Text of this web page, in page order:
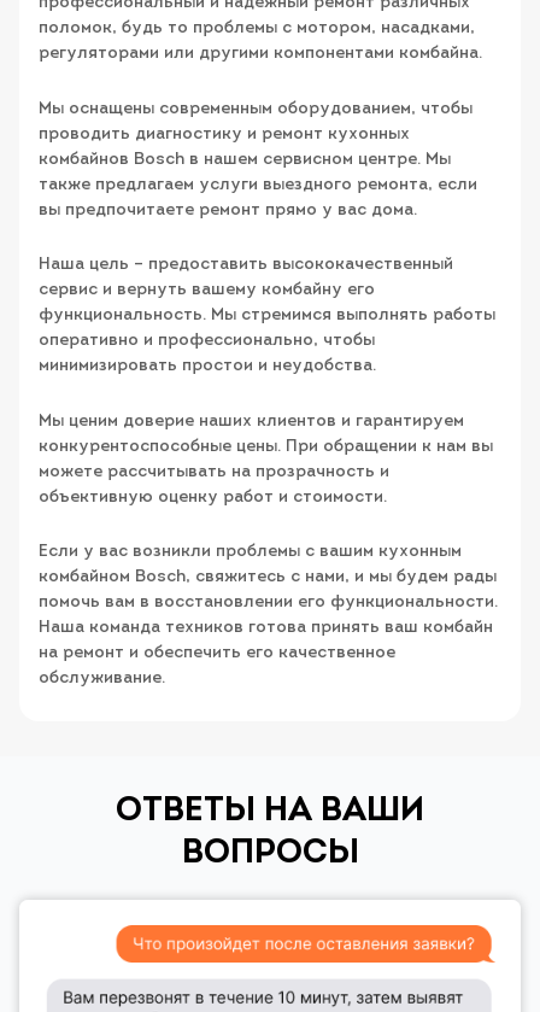
поломок, будь то проблемы с мотором, насадками,
регуляторами или другими компонентами комбайна.
Мы оснащены современным оборудованием, чтобы
проводить диагностику и ремонт кухонных
комбайнов Bosch в нашем сервисном центре. Мы
также предлагаем услуги выездного ремонта, если
вы предпочитаете ремонт прямо у вас дома.
Наша цель – предоставить высококачественный
сервис и вернуть вашему комбайну его
функциональность. Мы стремимся выполнять работы
оперативно и профессионально, чтобы
минимизировать простои и неудобства.
Мы ценим доверие наших клиентов и гарантируем
конкурентоспособные цены. При обращении к нам вы
можете рассчитывать на прозрачность и
объективную оценку работ и стоимости.
Если у вас возникли проблемы с вашим кухонным
комбайном Bosch, свяжитесь с нами, и мы будем рады
помочь вам в восстановлении его функциональности.
Наша команда техников готова принять ваш комбайн
на ремонт и обеспечить его качественное
обслуживание.
ОТВЕТЫ НА ВАШИ
ВОПРОСЫ